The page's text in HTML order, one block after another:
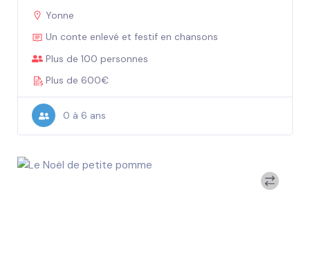
Yonne
Un conte enlevé et festif en chansons
Plus de 100 personnes
Plus de 600€
0 à 6 ans